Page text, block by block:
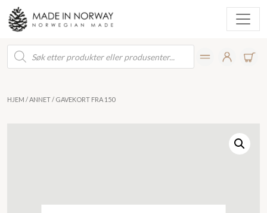
Products
search
HJEM /ANNET/ GAVEKORT FRA 150